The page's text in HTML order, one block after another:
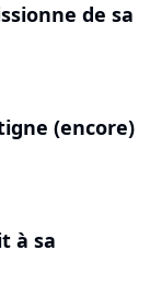
de sa
(encore)
à sa